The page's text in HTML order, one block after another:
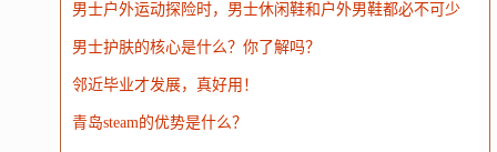
WordPress HTTP 团建 数码电器 Docker
男士户外运动探险时，男士休闲鞋和户外男鞋都必不可少
男士护肤的核心是什么？你了解吗？
邻近毕业才发展，真好用！
青岛steam的优势是什么？